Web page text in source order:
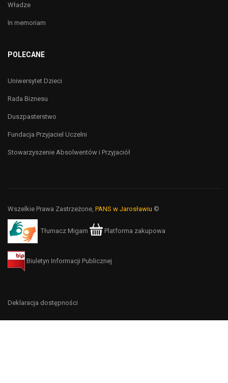
Władze
In memoriam
POLECANE
Uniwersytet Dzieci
Rada Biznesu
Duszpasterstwo
Fundacja Przyjaciel Uczelni
Stowarzyszenie Absolwentów i Przyjaciół
Wszelkie Prawa Zastrzeżone, PANS w Jarosławiu ©
Tłumacz Migam Platforma zakupowa
Biuletyn Informacji Publicznej
Deklaracja dostępności